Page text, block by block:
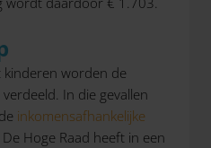
kinderen worden de
In die gevallen
inkomensafhankelijke
. De Hoge Raad heeft in een